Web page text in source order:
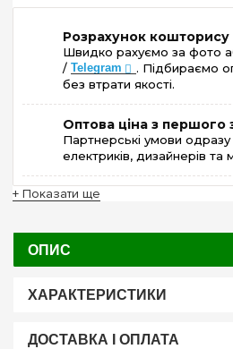
Розрахунок кошторису
Швидко рахуємо за фото
/ Telegram
. Підбираємо
без втрати якості.
Оптова ціна з першого
Партнерські умови
електриків, дизайнерів та
+ Показати ще
ОПИС
ХАРАКТЕРИСТИКИ
ДОСТАВКА І ОПЛАТА